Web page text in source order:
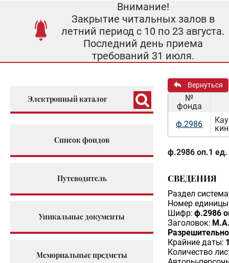
Внимание!
Закрытие читальных залов в
летний период с 10 по 23 августа.
Последний день приема
требований 31 июля.
Электронный каталог
Список фондов
Путеводитель
Уникальные документы
Мемориальные предметы
Вернуться
№
фонда
ф.2986
ф.2986 оп.1 ед.
СВЕДЕНИЯ
Раздел
Номер единицы
Шифр: ф.2986
Заголовок: М.А.
Крайние даты:
Количество